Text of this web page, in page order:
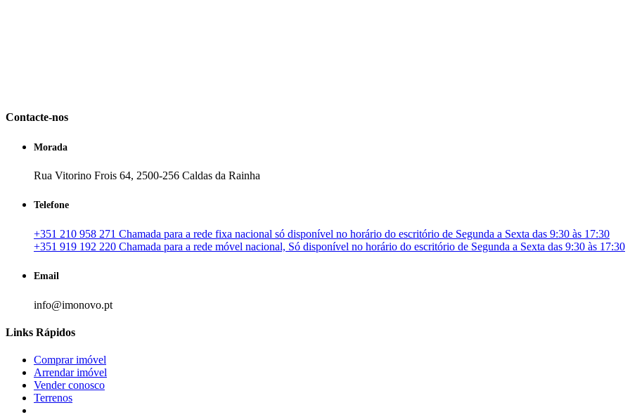
Contacte-nos
Morada
Rua Vitorino Frois 64, 2500-256 Caldas da Rainha
Telefone
+351 210 958 271 Chamada para a rede fixa nacional só disponível no horário do escritório de Segunda a Sexta das 9:30 às 17:30
+351 919 192 220 Chamada para a rede móvel nacional, Só disponível no horário do escritório de Segunda a Sexta das 9:30 às 17:30
Email
info@imonovo.pt
Links Rápidos
Comprar imóvel
Arrendar imóvel
Vender conosco
Terrenos